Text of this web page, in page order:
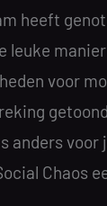
heeft
leuke
voor
anders voor
Chaos